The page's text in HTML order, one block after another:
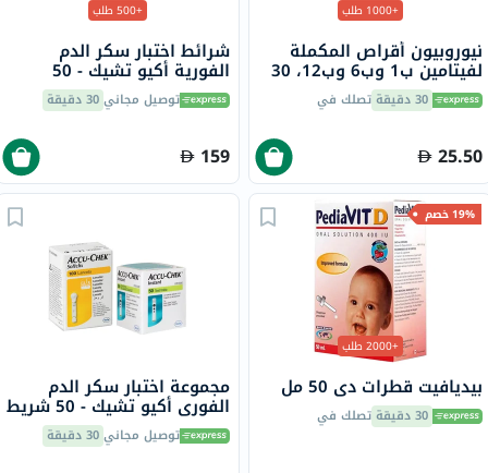
+1000 طلب
نيوروبيون أقراص المكملة
لفيتامين ب1 وب6 وب12، 30
قرص 30 دقيقة تصلك في
25.50
+500 طلب
شرائط اختبار سكر الدم
الفورية أكيو تشيك - 50
شريط × 2توصيل مجاني30 دقيقة
159
19% خصم
+2000 طلب
بيديافيت قطرات دي 50 مل
30 دقيقة تصلك في
مجموعة اختبار سكر الدم
الفوري أكيو تشيك - 50 شريط
+ 100 إبرة وخز توصيل مجاني30 دقيقة